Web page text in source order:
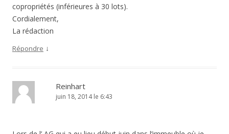
copropriétés (inférieures à 30 lots).
Cordialement,
La rédaction
Répondre ↓
Reinhart
juin 18, 2014 le 6:43